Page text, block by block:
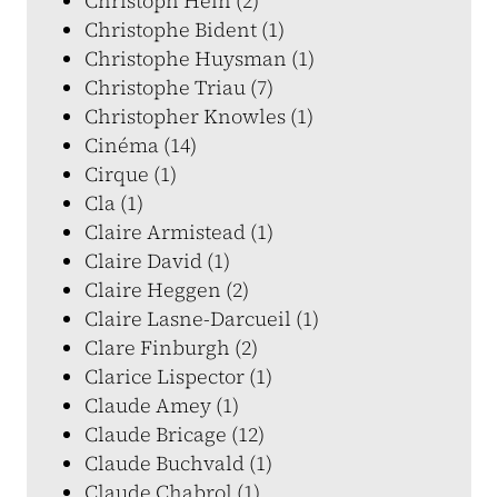
Christophe Bident (1)
Christophe Huysman (1)
Christophe Triau (7)
Christopher Knowles (1)
Cinéma (14)
Cirque (1)
Cla (1)
Claire Armistead (1)
Claire David (1)
Claire Heggen (2)
Claire Lasne-Darcueil (1)
Clare Finburgh (2)
Clarice Lispector (1)
Claude Amey (1)
Claude Bricage (12)
Claude Buchvald (1)